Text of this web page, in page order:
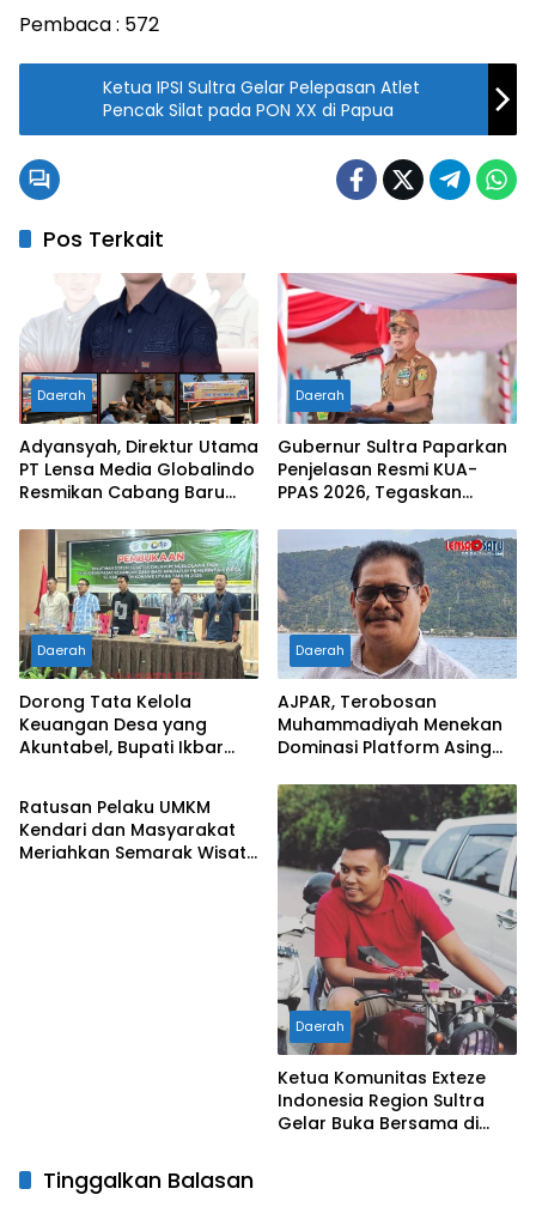
Pembaca : 572
Ketua IPSI Sultra Gelar Pelepasan Atlet
Pencak Silat pada PON XX di Papua
Pos Terkait
Daerah
Adyansyah, Direktur Utama
PT Lensa Media Globalindo
Resmikan Cabang Baru
Kabupaten Kolaka Timur
Daerah
Gubernur Sultra Paparkan
Penjelasan Resmi KUA-
PPAS 2026, Tegaskan
Demi Stabilitas Fiskal
Daerah
Daerah
Dorong Tata Kelola
Keuangan Desa yang
Akuntabel, Bupati Ikbar
Desa Konut
Daerah
AJPAR, Terobosan
Muhammadiyah Menekan
Dominasi Platform Asing
Daerah
Ratusan Pelaku UMKM
Kendari dan Masyarakat
Meriahkan Semarak Wisata
Daerah
Ketua Komunitas Exteze
Indonesia Region Sultra
Gelar Buka Bersama di
Tinggalkan Balasan